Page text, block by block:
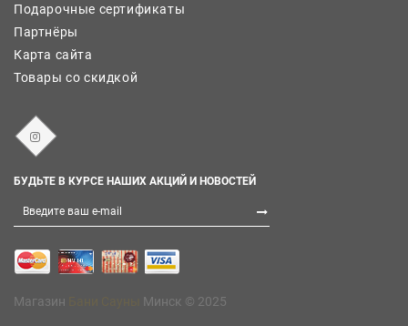
Подарочные сертификаты
Партнёры
Карта сайта
Товары со скидкой
БУДЬТЕ В КУРСЕ НАШИХ АКЦИЙ И НОВОСТЕЙ
Магазин Минск © 2025